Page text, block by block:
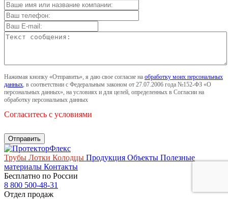
Нажимая кнопку «Отправить», я даю свое согласие на обработку моих персональных
данных, в соответствии с Федеральным законом от 27.07.2006 года №152-ФЗ «О
персональных данных», на условиях и для целей, определенных в Согласии на
обработку персональных данных
Согласитесь с условиями
Трубы Лотки Колодцы Продукция Объекты Полезные
материалы Контакты
Бесплатно по России
8 800 500-48-31
Отдел продаж